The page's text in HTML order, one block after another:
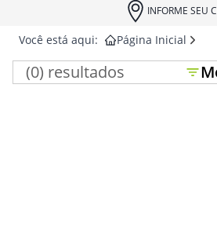
INFORME SEU
Você está aqui: Página Inicial
(0) resultados